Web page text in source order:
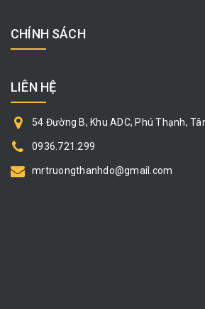
CHÍNH SÁCH
LIÊN HỆ
54 Đường B, Khu ADC, Phú Thạnh,
0936.721.299
mrtruongthanhdo@gmail.com